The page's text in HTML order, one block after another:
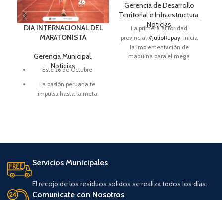
DIA INTERNACIONAL DEL
MARATONISTA
Gerencia Municipal,
Noticias
Este 26 de Octubre
La pasión peruana te
impulsa hasta la meta
Gerencia de Desarrollo
Territorial e Infraestructura,
Noticias
La primera autoridad
provincial #JulioRupay, inicia
la implementación de
maquina para el mega
Servicios Municipales
El recojo de los residuos solidos se realiza todos los días.
Comunicate con Nosotros